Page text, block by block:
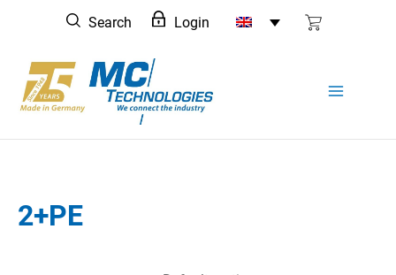
content
Search Login
2+PE